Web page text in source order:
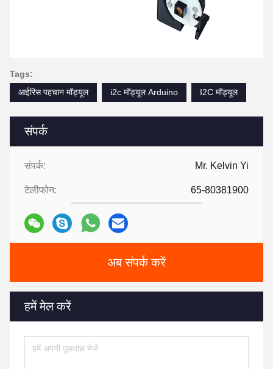
संपर्क
संपर्क: Mr. Kelvin Yi
टेलीफोन: 65-80381900
अब संपर्क करें
हमें मेल करें
Tags:
आईरिस पहचान मॉड्यूल
i2c मॉड्यूल Arduino I2C मॉड्यूल